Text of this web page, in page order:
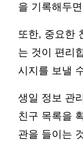
을 기록해두
또한, 중요한
는 것이 편리
시지를 보낼
생일 정보 관
친구 목록을
관을 들이는